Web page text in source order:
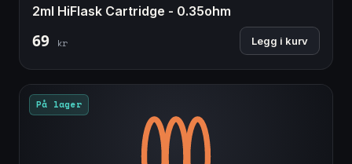
2ml HiFlask Cartridge - 0.35ohm
69 kr Legg i kurv
På lager